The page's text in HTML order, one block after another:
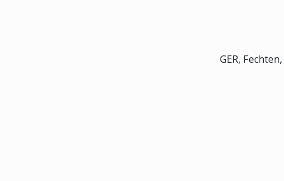
GER,